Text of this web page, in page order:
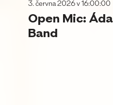
3. června 2026 v 16:00:00
Open Mic:
Band